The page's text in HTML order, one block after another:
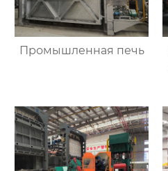
Промышленная печь